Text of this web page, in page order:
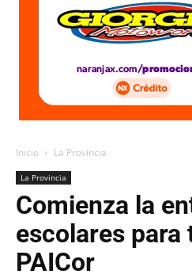
Inicio La Provincia
La Provincia
Comienza la
escolares para
PAICor